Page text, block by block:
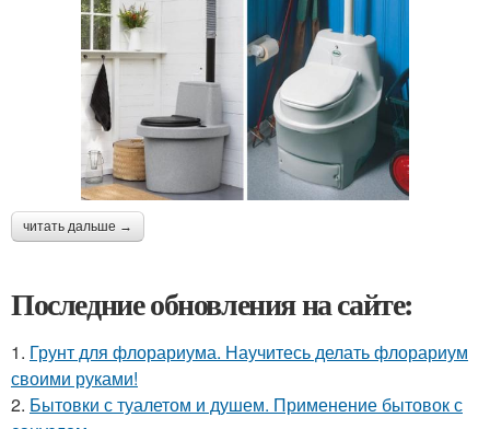
читать дальше →
Последние обновления на сайте:
1. Грунт для флорариума. Научитесь делать флорариум
своими руками!
2. Бытовки с туалетом и душем. Применение бытовок с